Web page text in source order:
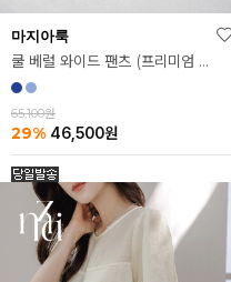
마지아룩
쿨 베럴 와이드 팬츠 (프리미엄 라이크라 데님)
65,100원
29% 46,500원